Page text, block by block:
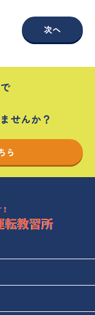
次へ
せんか？
ら